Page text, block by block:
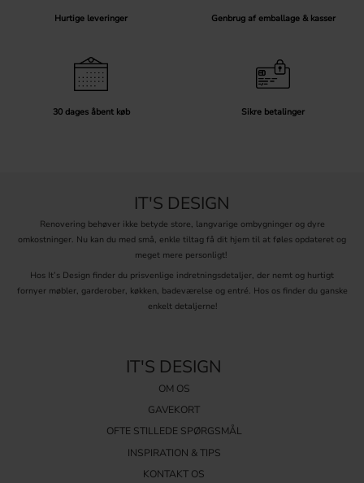
nuværende køkkenknopper med messingknopper – og på ingen tid
Messing og guld er en stærk trend, men det betyder ikke, at du skal
følge den. Det vigtigste er at skabe et hjem, du trives i. Hvis du dog
ønsker at eksperimentere med en trend uden at binde dig
permanent, er messingknopper et godt valg. Det er nemt at skifte
Men næsten! Med guldplaterede og messingknopper kan du få selv
kommode eller badeværelsesmøbel til at skinne som
guld. Her finder du prisvenlige messingknopper online, der passer til
alle typer skuffer, låger og skabslåger. Vi tilbyder hurtig levering i
Hurtige leveringer Genbrug af emballage & kasser
30 dages åbent køb Sikre betalinger
IT'S DESIGN
Renovering behøver ikke betyde store, langvarige ombygninger og dyre
omkostninger. Nu kan du med små, enkle tiltag få dit hjem til at føles opdateret og
meget mere personligt!
Hos It’s Design finder du prisvenlige indretningsdetaljer, der nemt og hurtigt
fornyer møbler, garderober, køkken, badeværelse og entré. Hos os finder du ganske
enkelt detaljerne!
IT'S DESIGN
OM OS
GAVEKORT
OFTE STILLEDE SPØRGSMÅL
INSPIRATION & TIPS
KONTAKT OS